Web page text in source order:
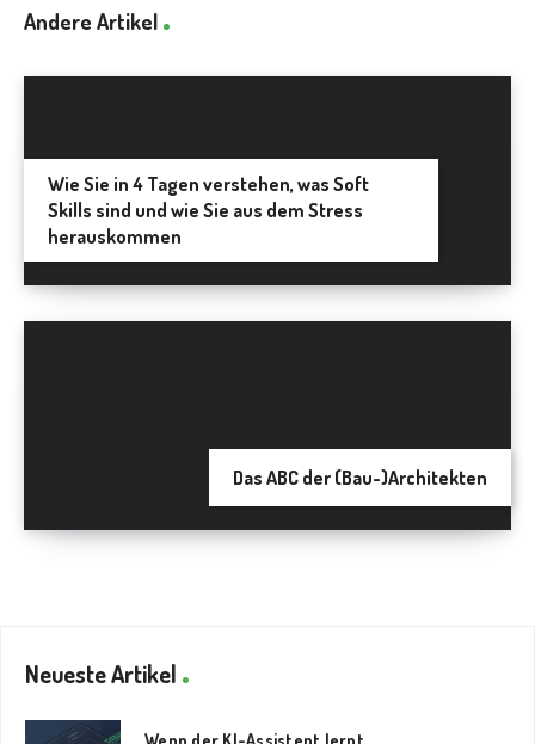
Andere Artikel
Wie Sie in 4 Tagen verstehen, was Soft
Skills sind und wie Sie aus dem Stress
herauskommen
Das ABC der (Bau-)Architekten
Neueste Artikel